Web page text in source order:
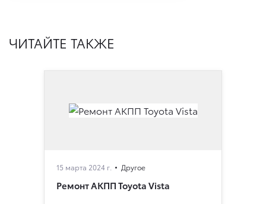
ЧИТАЙТЕ ТАКЖЕ
15 марта 2024 г. Другое
Ремонт АКПП Toyota Vista